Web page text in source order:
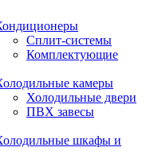
Сплит-системы
Комплектующие
камеры
Холодильные двери
ПВХ завесы
шкафы и